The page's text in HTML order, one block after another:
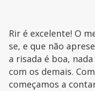
Rir é excelente! O
se, e que não
a risada é boa,
com os demais.
começamos a